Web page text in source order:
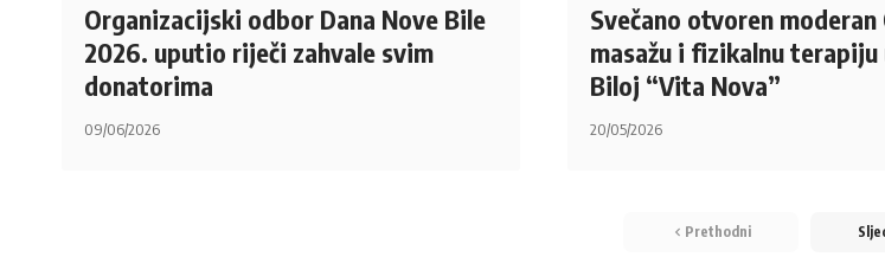
Organizacijski odbor Dana Nove Bile
2026. uputio riječi zahvale svim
donatorima
09/06/2026
Svečano otvoren moderan
masažu i fizikalnu terapiju
Biloj “Vita Nova”
20/05/2026
Prethodni